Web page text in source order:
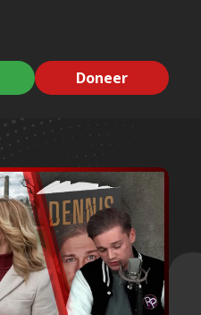
Doneer